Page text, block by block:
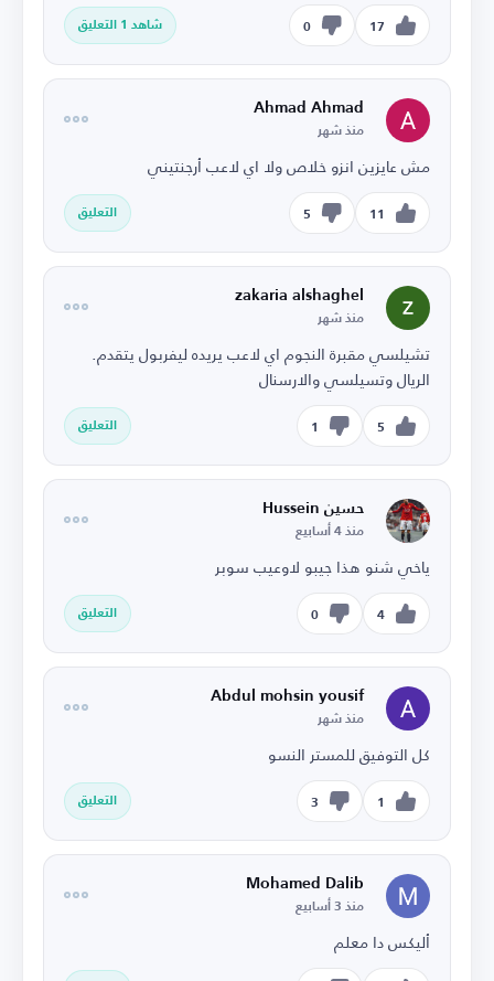
17
0 شاهد 1 التعليق
Ahmad Ahmad
منذ شهر
مش عايزين انزو خلاص ولا اي لاعب أرجنتيني
11
5 التعليق
zakaria alshaghel
منذ شهر
تشيلسي مقبرة النجوم اي لاعب يريده ليفربول يتقدم.
الريال وتسيلسي والارسنال
5
1 التعليق
حسين Hussein
منذ 4 أسابيع
ياخي شنو هذا جيبو لاوعيب سوبر
4
0 التعليق
Abdul mohsin yousif
منذ شهر
كل التوفيق للمستر النسو
1
3 التعليق
Mohamed Dalib
منذ 3 أسابيع
أليكس دا معلم